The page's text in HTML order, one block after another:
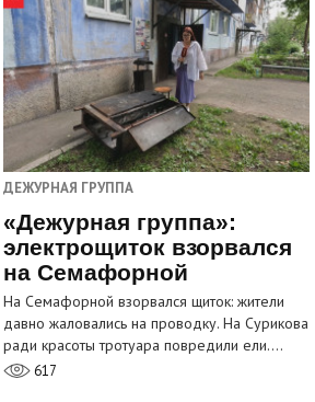
ДЕЖУРНАЯ ГРУППА
«Дежурная группа»:
электрощиток взорвался
на Семафорной
На Семафорной взорвался щиток: жители
давно жаловались на проводку. На Сурикова
ради красоты тротуара повредили ели.…
617